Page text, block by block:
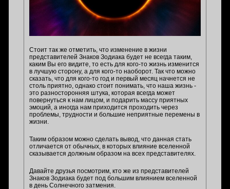
Стоит так же отметить, что изменение в жизни
представителей Знаков Зодиака будет не всегда таким,
каким Вы его видите, то есть для кого-то жизнь изменится
в лучшую сторону, а для кого-то наоборот. Так что можно
сказать, что для кого-то год и первый месяц начнется не
столь приятно, однако стоит понимать, что наша жизнь -
это разносторонняя штука, которая всегда может
повернуться к нам лицом, и подарить массу приятных
эмоций, а иногда нам приходится проходить через
проблемы, трудности и большие неприятные перемены в
жизни.
Таким образом можно сделать вывод, что данная стать
отличается от обычных, в которых влияние вселенной
сказывается должным образом на всех представителях.
Давайте друзья посмотрим, кто же из представителей
Знаков Зодиака будет под большим влиянием вселенной
в день Солнечного затмения.